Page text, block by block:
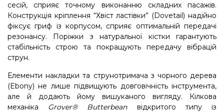
сесій, сприяє точному виконанню складних пасажів.
Конструкція кріплення “Хвіст ластівки” (Dovetail) надійно
фіксує гриф із корпусом, сприяє оптимальній передачі
резонансу. Поріжки з натуральної кістки гарантують
стабільність строю та покращують передачу вібрацій
струн.
Елементи накладки та струнотримача з чорного дерева
(Ebony) не лише підвищують довговічність інструмента,
але й додають йому вишуканого вигляду. Кілкова
механіка Grover® Butterbeanвідкритого типу із